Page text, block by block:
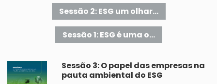
Sessão 2: ESG um olhar...
Sessão 1: ESG é uma o...
Sessão 3: O papel das empresas na
pauta ambiental do ESG